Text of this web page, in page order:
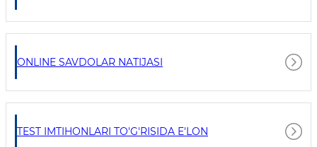
ONLINE SAVDOLAR NATIJASI
TEST IMTIHONLARI TO'G'RISIDA E'LON